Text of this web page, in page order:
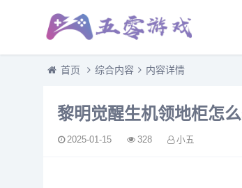
首页 综合内容 内容详情
黎明觉醒生机领地柜怎
2025-01-15 328 小五